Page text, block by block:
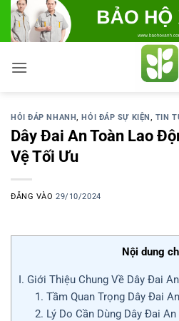
Bỏ
qua
nội
dung
HỎI ĐÁP NHANH, HỎI ĐÁP SỰ KIỆN , TIN
Dây Đai An Toàn Lao
Vệ Tối Ưu
ĐĂNG VÀO29/10/2024
Nội dung
I. Giới Thiệu Chung Về Dây Đai
1. Tầm Quan Trọng Dây Đai
2. Lý Do Cần Dùng Dây Đai An